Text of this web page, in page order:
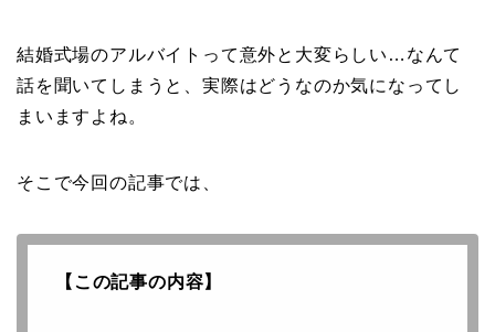
結婚式場のアルバイトって意外と大変らしい…なんて
話を聞いてしまうと、実際はどうなのか気になってし
まいますよね。
そこで今回の記事では、
【この記事の内容】